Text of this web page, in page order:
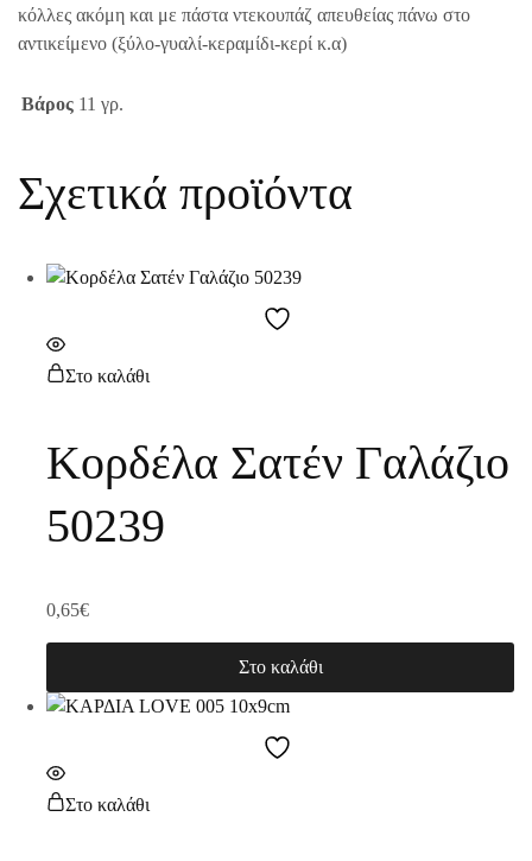
κόλλες ακόμη και με πάστα ντεκουπάζ απευθείας πάνω στο
αντικείμενο (ξύλο-γυαλί-κεραμίδι-κερί κ.α)
Βάρος 11 γρ.
Σχετικά προϊόντα
Στο καλάθι
Κορδέλα Σατέν Γαλάζιο
50239
0,65€
Στο καλάθι
Στο καλάθι